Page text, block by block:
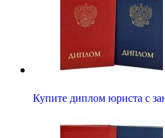
Купите диплом юриста с